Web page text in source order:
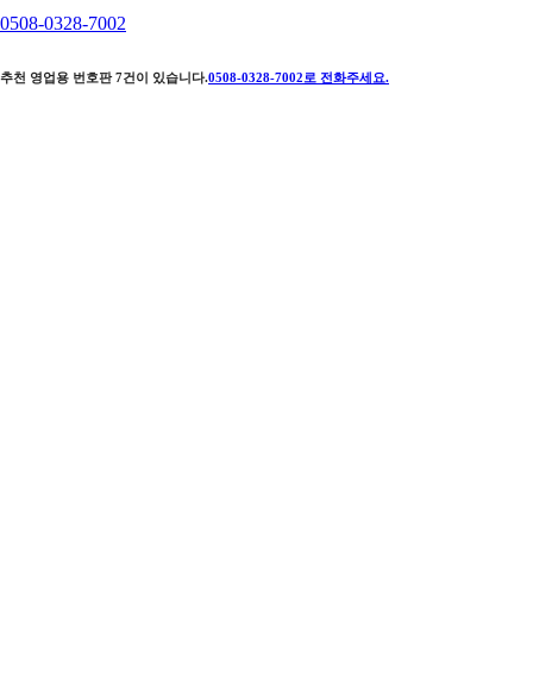
0508-0328-7002
추천 영업용 번호판 7건이 있습니다.0508-0328-7002 로 전화주세요.